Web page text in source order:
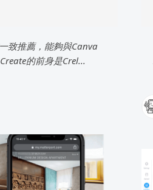
致推薦，能夠與Canva
的前身是Crel...